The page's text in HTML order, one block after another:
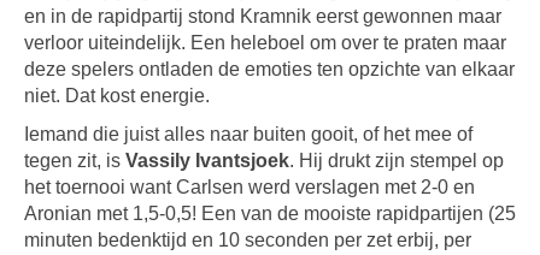
en in de rapidpartij stond Kramnik eerst gewonnen maar
verloor uiteindelijk. Een heleboel om over te praten maar
deze spelers ontladen de emoties ten opzichte van elkaar
niet. Dat kost energie.
Iemand die juist alles naar buiten gooit, of het mee of
tegen zit, is Vassily Ivantsjoek. Hij drukt zijn stempel op
het toernooi want Carlsen werd verslagen met 2-0 en
Aronian met 1,5-0,5! Een van de mooiste rapidpartijen (25
minuten bedenktijd en 10 seconden per zet erbij, per